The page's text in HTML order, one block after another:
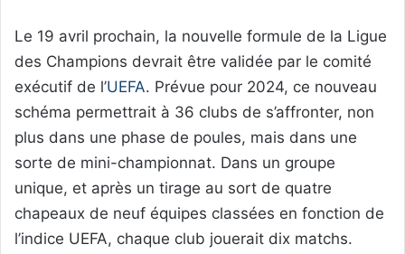
Le 19 avril prochain, la nouvelle formule de la Ligue
des Champions devrait être validée par le comité
exécutif de l’UEFA. Prévue pour 2024, ce nouveau
schéma permettrait à 36 clubs de s’affronter, non
plus dans une phase de poules, mais dans une
sorte de mini-championnat. Dans un groupe
unique, et après un tirage au sort de quatre
chapeaux de neuf équipes classées en fonction de
l’indice UEFA, chaque club jouerait dix matchs.